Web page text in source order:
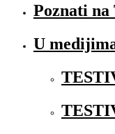
Poznati
U